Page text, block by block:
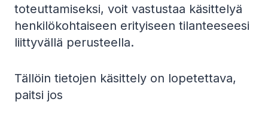
toteuttamiseksi, voit vastustaa käsittelyä
henkilökohtaiseen erityiseen tilanteeseesi
liittyvällä perusteella.
Tällöin tietojen käsittely on lopetettava,
paitsi jos